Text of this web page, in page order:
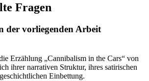
Fragen
der vorliegenden Arbeit
Erzählung „Cannibalism in the Cars“ von
ihrer narrativen Struktur, ihres satirischen
Einbettung.